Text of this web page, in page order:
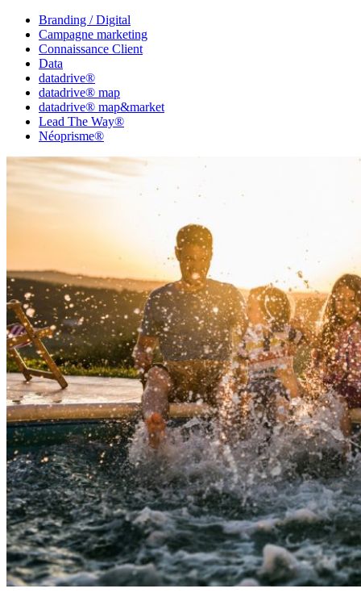
Branding / Digital
Campagne marketing
Connaissance Client
Data
datadrive®
datadrive® map
datadrive® map&market
Lead The Way®
Néoprisme®